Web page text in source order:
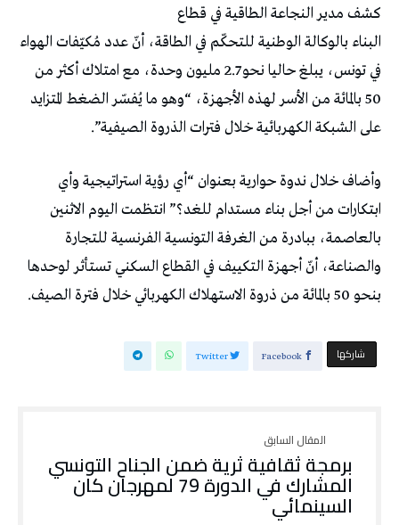
كشف مدير النجاعة الطاقية في قطاع
البناء بالوكالة الوطنية للتحكّم في الطاقة، أنّ عدد مُكيّفات الهواء
في تونس، يبلغ حاليا نحو 2.7 مليون وحدة، مع امتلاك أكثر من
50 بالمائة من الأسر لهذه الأجهزة، “وهو ما يُفسّر الضغط المتزايد
على الشبكة الكهربائية خلال فترات الذروة الصيفية”.
وأضاف خلال ندوة حوارية بعنوان “أي رؤية استراتيجية وأي
ابتكارات من أجل بناء مستدام للغد؟” انتظمت اليوم الاثنين
بالعاصمة، ببادرة من الغرفة التونسية الفرنسية للتجارة
والصناعة، أنّ أجهزة التكييف في القطاع السكني تستأثر لوحدها
بنحو 50 بالمائة من ذروة الاستهلاك الكهربائي خلال فترة الصيف.
‫‫ شاركها‬ Facebook
Twitter
برمجة ثقافية ثرية ضمن الجناح التونسي
المشارك في الدورة 79 لمهرجان كان
السينمائي